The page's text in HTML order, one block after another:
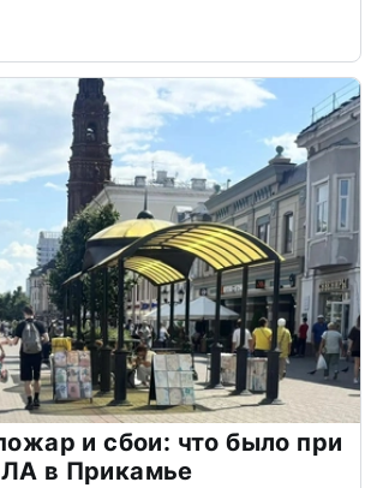
и сбои: что было при
в Прикамье